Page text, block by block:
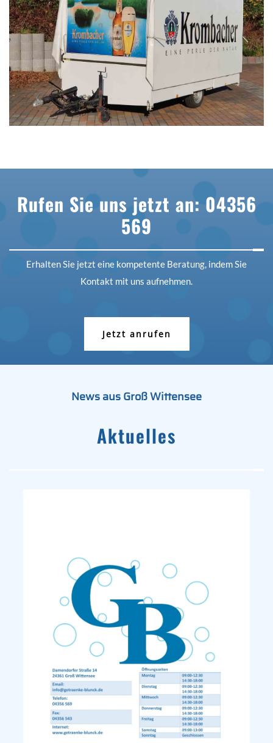
Rufen Sie uns jetzt an: 04356
569
Erhalten Sie jetzt eine kompetente Beratung, indem Sie
Kontakt mit uns aufnehmen.
Jetzt anrufen
News aus Groß Wittensee
Aktuelles